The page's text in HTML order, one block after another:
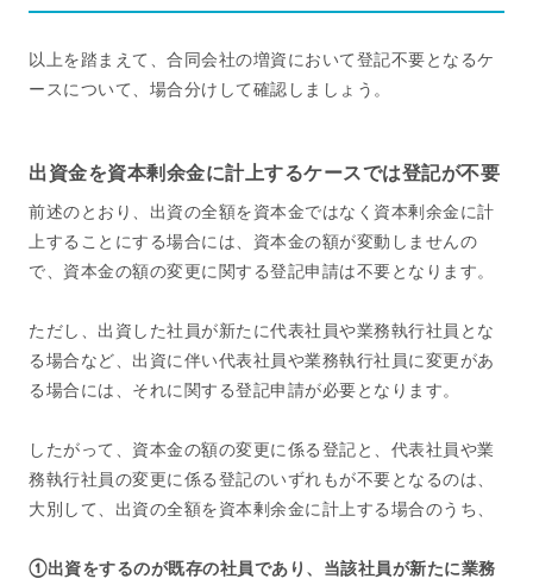
以上を踏まえて、合同会社の増資において登記不要となるケ
ースについて、場合分けして確認しましょう。
出資金を資本剰余金に計上するケースでは登記が不要
前述のとおり、出資の全額を資本金ではなく資本剰余金に計
上することにする場合には、資本金の額が変動しませんの
で、資本金の額の変更に関する登記申請は不要となります。
ただし、出資した社員が新たに代表社員や業務執行社員とな
る場合など、出資に伴い代表社員や業務執行社員に変更があ
る場合には、それに関する登記申請が必要となります。
したがって、資本金の額の変更に係る登記と、代表社員や業
務執行社員の変更に係る登記のいずれもが不要となるのは、
大別して、出資の全額を資本剰余金に計上する場合のうち、
①出資をするのが既存の社員であり、当該社員が新たに業務